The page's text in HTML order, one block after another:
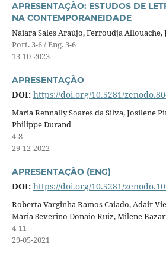
APRESENTAÇÃO: ESTUDOS DE
NA CONTEMPORANEIDADE
Naiara Sales Araújo, Ferroudja
Port. 3-6 / Eng. 3-6
13-10-2023
APRESENTAÇÃO
DOI: https://doi.org/10.5281/
Maria Rennally Soares da Silva, Josilene
Philippe Durand
4-8
29-12-2022
APRESENTAÇÃO (ENG)
DOI: https://doi.org/10.5281/
Roberta Varginha Ramos Caiado, Adair
Maria Severino Donaio Ruiz, Milene
4-11
29-05-2021